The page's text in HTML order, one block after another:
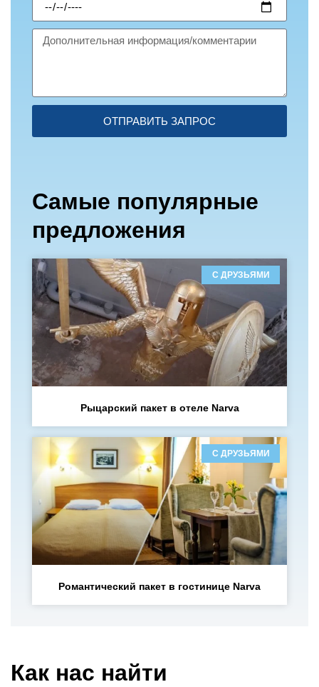
ОТПРАВИТЬ ЗАПРОС
Самые популярные
предложения
С ДРУЗЬЯМИ
Рыцарский пакет в отеле Narva
С ДРУЗЬЯМИ
Романтический пакет в гостинице Narva
Как нас найти